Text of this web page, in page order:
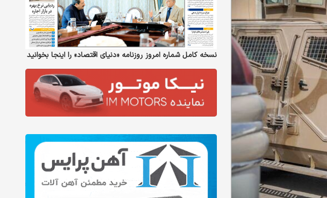
نسخه کامل شماره امروز روزنامه «دنیای‌ اقتصاد» را اینجا بخوانید